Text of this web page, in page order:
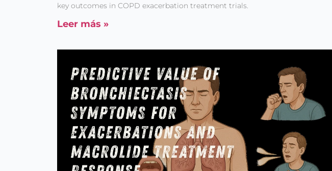
key outcomes in COPD exacerbation treatment trials.
Leer más »